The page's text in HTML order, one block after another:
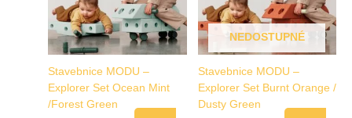
Stavebnice MODU –
Explorer Set Ocean Mint
/Forest Green
NEDOSTUPNÉ
Stavebnice MODU –
Explorer Set Burnt Orange /
Dusty Green